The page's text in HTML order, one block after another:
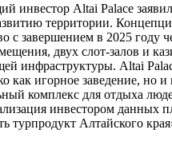
инвестор Altai Palace
территории.
с завершением в 2025 году
двух слот-залов и
инфраструктуры. Altai
как игорное заведение, но и
комплекс для отдыха
инвестором данных
турпродукт Алтайского